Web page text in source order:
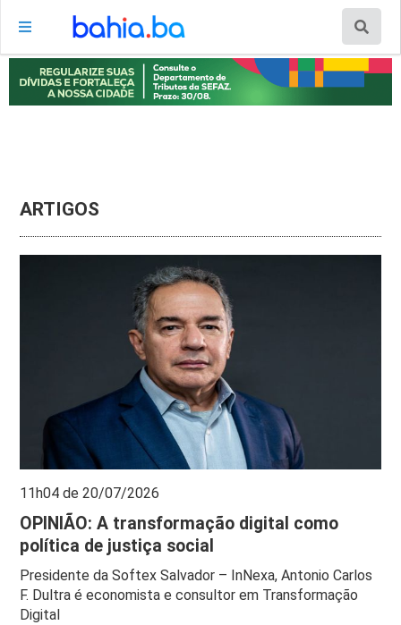
ARTIGOS
11h04 de 20/07/2026
OPINIÃO: A transformação digital como
política de justiça social
Presidente da Softex Salvador – InNexa, Antonio Carlos
F. Dultra é economista e consultor em Transformação
Digital